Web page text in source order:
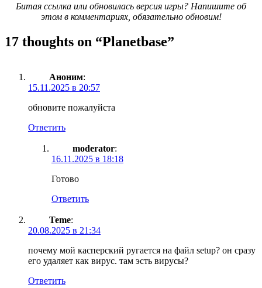
Битая ссылка или обновилась версия игры? Напишите об
этом в комментариях, обязательно обновим!
17 thoughts on “Planetbase”
Аноним:
15.11.2025 в 20:57
обновите пожалуйста
Ответить
moderator:
16.11.2025 в 18:18
Готово
Ответить
Teme:
20.08.2025 в 21:34
почему мой касперский ругается на файл setup? он сразу
его удаляет как вирус. там эсть вирусы?
Ответить